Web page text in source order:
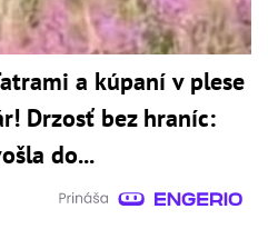
a kúpaní v plese
Drzosť bez hraníc:
do...